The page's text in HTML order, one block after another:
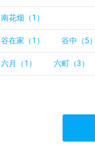
南花畑（1）
谷在家（1） 谷中（5）
六月（1） 六町（3）